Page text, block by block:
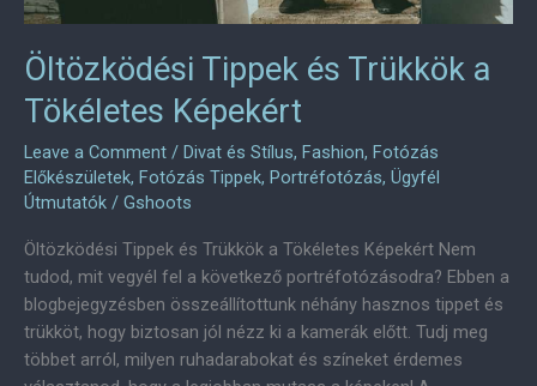
Öltözködési Tippek és Trükkök a
Tökéletes Képekért
Leave a Comment / Divat és Stílus, Fashion, Fotózás
Előkészületek, Fotózás Tippek, Portréfotózás, Ügyfél
Útmutatók / Gshoots
Öltözködési Tippek és Trükkök a Tökéletes Képekért Nem
tudod, mit vegyél fel a következő portréfotózásodra? Ebben a
blogbejegyzésben összeállítottunk néhány hasznos tippet és
trükköt, hogy biztosan jól nézz ki a kamerák előtt. Tudj meg
többet arról, milyen ruhadarabokat és színeket érdemes